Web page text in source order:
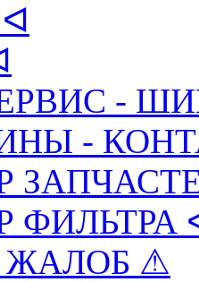
ᐊ
-
-
ФИЛЬТРА
ЖАЛОБ ⚠